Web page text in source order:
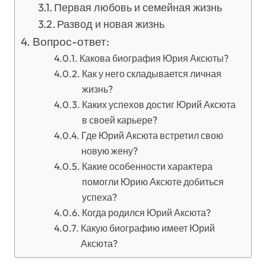
Первая любовь и семейная жизнь
Развод и новая жизнь
Вопрос-ответ:
Какова биография Юрия Аксюты?
Как у него складывается личная
жизнь?
Каких успехов достиг Юрий Аксюта
в своей карьере?
Где Юрий Аксюта встретил свою
новую жену?
Какие особенности характера
помогли Юрию Аксюте добиться
успеха?
Когда родился Юрий Аксюта?
Какую биографию имеет Юрий
Аксюта?